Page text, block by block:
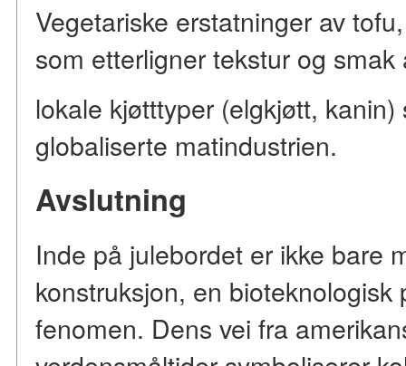
Vegetariske erstatninger av
som etterligner tekstur og smak
lokale kjøtttyper (elgkjøtt,
globaliserte matindustrien.
Avslutning
Inde på julebordet er ikke bare
konstruksjon, en
fenomen. Dens vei fra